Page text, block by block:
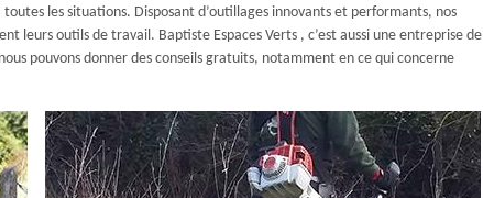
les situations. Disposant d’outillages innovants et performants, nos
leurs outils de travail. Baptiste Espaces Verts , c’est aussi une entreprise de
pouvons donner des conseils gratuits, notamment en ce qui concerne